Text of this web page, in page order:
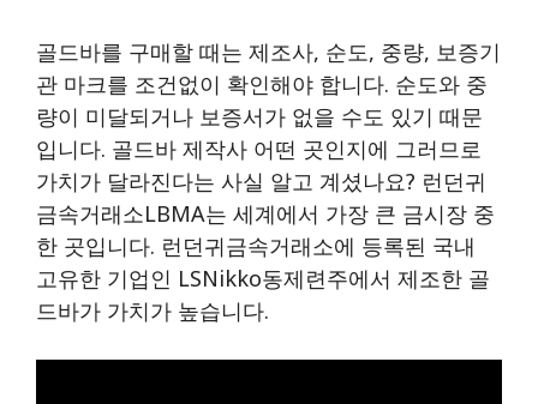
골드바를 구매할 때는 제조사, 순도, 중량, 보증기
관 마크를 조건없이 확인해야 합니다. 순도와 중
량이 미달되거나 보증서가 없을 수도 있기 때문
입니다. 골드바 제작사 어떤 곳인지에 그러므로
가치가 달라진다는 사실 알고 계셨나요? 런던귀
금속거래소LBMA는 세계에서 가장 큰 금시장 중
한 곳입니다. 런던귀금속거래소에 등록된 국내
고유한 기업인 LSNikko동제련주에서 제조한 골
드바가 가치가 높습니다.